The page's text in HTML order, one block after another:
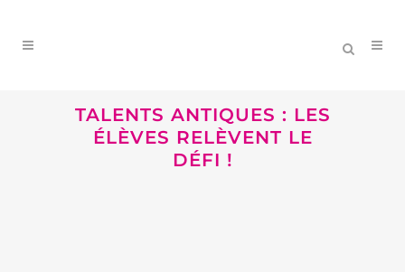
TALENTS ANTIQUES : LES
ÉLÈVES RELÈVENT LE
DÉFI !